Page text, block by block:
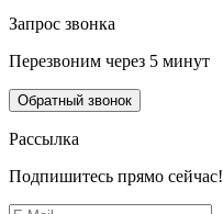
Запрос звонка
Перезвоним через 5 минут
Обратный звонок
Рассылка
Подпишитесь прямо сейчас!